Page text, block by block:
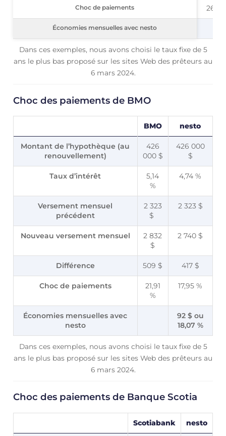
Choc de paiements
Économies mensuelles avec nesto
Choc de paiements
Économies mensuelles avec nesto
Dans ces exemples, nous avons choisi le taux fixe de 5
ans le plus bas proposé sur les sites Web des prêteurs au
6 mars 2024.
Choc des paiements de BMO
BMO nesto
Montant de l’hypothèque (au
renouvellement)
426
000 $
426 000
$
Taux d’intérêt
5,14
%
4,74 %
Versement mensuel
précédent
2 323
$
2 323 $
Nouveau versement mensuel
2 832
$
2 740 $
Différence 509 $ 417 $
Choc de paiements
21,91
%
17,95 %
Économies mensuelles avec
nesto
92 $ ou
18,07 %
Dans ces exemples, nous avons choisi le taux fixe de 5
ans le plus bas proposé sur les sites Web des prêteurs au
6 mars 2024.
Choc des paiements de Banque Scotia
Scotiabank nesto